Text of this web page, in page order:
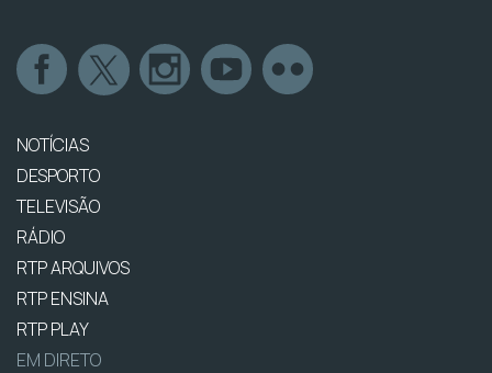
NOTÍCIAS
DESPORTO
TELEVISÃO
RÁDIO
RTP ARQUIVOS
RTP ENSINA
RTP PLAY
EM DIRETO